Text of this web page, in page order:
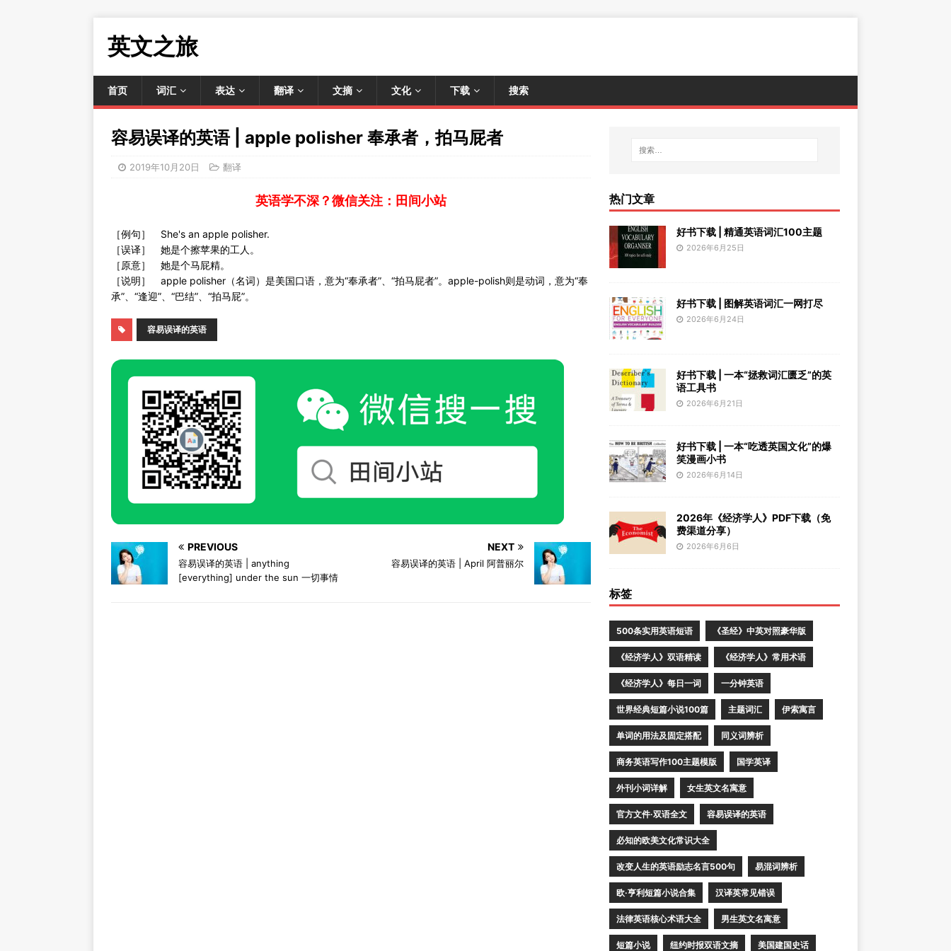
英文之旅
首页 词汇 表达 翻译 文摘 文化 下载 搜索
容易误译的英语 | apple polisher 奉承者，拍马屁者
2019年10月20日 翻译
英语学不深？微信关注：田间小站
［例句］ She's an apple polisher.
［误译］ 她是个擦苹果的工人。
［原意］ 她是个马屁精。
［说明］ apple polisher（名词）是美国口语，意为“奉承者”、“拍马屁者”。apple-polish则是动词，意为“奉
承”、“逢迎”、“巴结”、“拍马屁”。
容易误译的英语
PREVIOUS
容易误译的英语 | anything
[everything] under the sun 一切事情
NEXT
容易误译的英语 | April 阿普丽尔
热门文章
好书下载 | 精通英语词汇100主题
2026年6月25日
好书下载 | 图解英语词汇一网打尽
2026年6月24日
好书下载 | 一本“拯救词汇匮乏”的英
语工具书
2026年6月21日
好书下载 | 一本“吃透英国文化”的爆
笑漫画小书
2026年6月14日
2026年《经济学人》PDF下载（免
费渠道分享）
2026年6月6日
标签
500条实用英语短语 《圣经》中英对照豪华版
《经济学人》双语精读 《经济学人》常用术语
《经济学人》每日一词 一分钟英语
世界经典短篇小说100篇 主题词汇 伊索寓言
单词的用法及固定搭配 同义词辨析
商务英语写作100主题模版 国学英译
外刊小词详解 女生英文名寓意
官方文件·双语全文 容易误译的英语
必知的欧美文化常识大全
改变人生的英语励志名言500句 易混词辨析
欧·亨利短篇小说合集 汉译英常见错误
法律英语核心术语大全 男生英文名寓意
短篇小说 纽约时报双语文摘 美国建国史话